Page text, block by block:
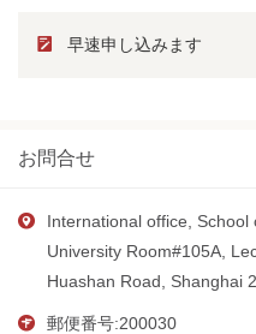
早速申し込みます
お問合せ
International office, School
University Room#105A,
Huashan Road, Shanghai
郵便番号:200030